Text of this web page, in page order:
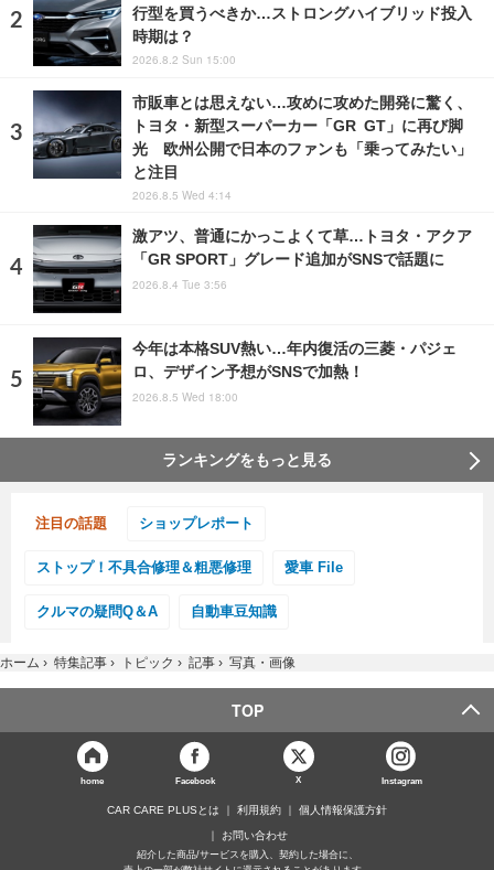
行型を買うべきか…ストロングハイブリッド投入
時期は？
2026.8.2 Sun 15:00
市販車とは思えない…攻めに攻めた開発に驚く、
トヨタ・新型スーパーカー「GR GT」に再び脚
光 欧州公開で日本のファンも「乗ってみたい」
と注目
2026.8.5 Wed 4:14
激アツ、普通にかっこよくて草…トヨタ・アクア
「GR SPORT」グレード追加がSNSで話題に
2026.8.4 Tue 3:56
今年は本格SUV熱い…年内復活の三菱・パジェ
ロ、デザイン予想がSNSで加熱！
2026.8.5 Wed 18:00
ランキングをもっと見る
注目の話題 ショップレポート
ストップ！不具合修理＆粗悪修理 愛車 File
クルマの疑問Q＆A 自動車豆知識
ホーム › 特集記事 › トピック › 記事 › 写真・画像
TOP
home Facebook X Instagram
CAR CARE PLUSとは 利用規約 個人情報保護方針
お問い合わせ
紹介した商品/サービスを購入、契約した場合に、